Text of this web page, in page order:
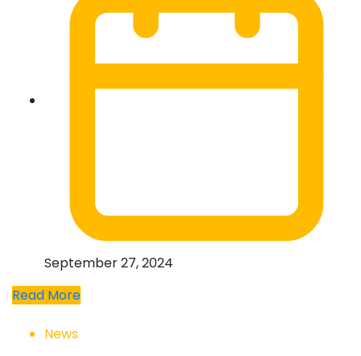
September 27, 2024
Read More
News